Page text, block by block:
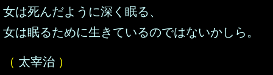
女は死んだように深く眠る、
女は眠るために生きているのではないかしら。
（ 太宰治 ）